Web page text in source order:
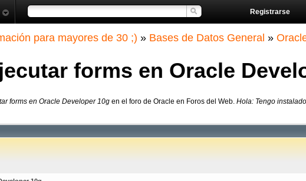
Registrarse
para mayores de 30 ;) » Bases de Datos General »
forms en Oracle
forms en Oracle Developer 10g en el foro de Oracle en Foros del Web. Hola: Tengo